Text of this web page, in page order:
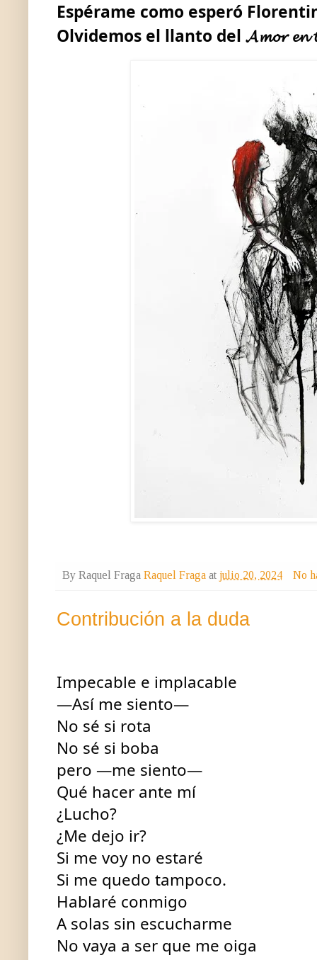
Espérame como esperó
Olvidemos el llanto del 𝓐𝓶𝓸𝓻 𝓮𝓷
By Raquel Fraga Raquel Fraga at julio 20, 2024 No
Contribución a la duda
Impecable e implacable
—Así me siento—
No sé si rota
No sé si boba
pero —me siento—
Qué hacer ante mí
¿Lucho?
¿Me dejo ir?
Si me voy no estaré
Si me quedo tampoco.
Hablaré conmigo
A solas sin escucharme
No vaya a ser que me oiga